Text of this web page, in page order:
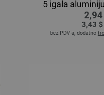
5 igala
3,43 $
bez PDV-a, dodatno